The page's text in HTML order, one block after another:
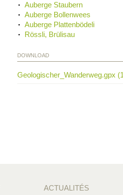
Auberge Staubern
Auberge Bollenwees
Auberge Plattenbödeli
Rössli, Brülisau
DOWNLOAD
Geologischer_Wanderweg.gpx
ACTUALITÉS